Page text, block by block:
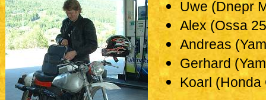
Uwe (Dnepr
Alex (Ossa
Andreas
Gerhard
Koarl (Honda